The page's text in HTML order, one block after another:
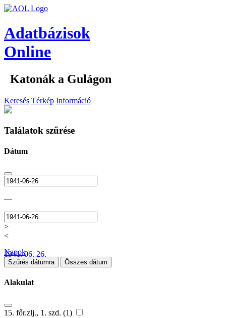
Adatbázisok
Online
Katonák a Gulágon
Keresés Térkép Információ
Találatok szűrése
Dátum
—
>
<
1941. 06. 26.
Napok
Szűrés dátumra Összes dátum
Alakulat
15. főr.zlj., 1. szd. (1)